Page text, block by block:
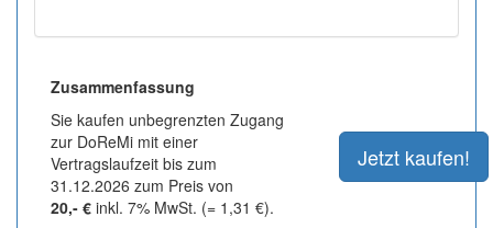
Zusammenfassung
Sie kaufen unbegrenzten Zugang
zur DoReMi mit einer
Vertragslaufzeit bis zum
31.12.2026 zum Preis von
20,- € inkl. 7% MwSt. (= 1,31 €).